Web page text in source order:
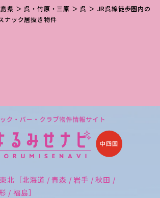
県 ＞呉・竹原・三原 ＞呉 ＞ JR呉線徒歩圏内の
ナック居抜き物件
北［北海道 / 青森 / 岩手 / 秋田 /
/ 福島］